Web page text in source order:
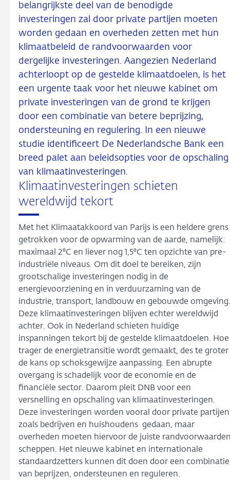
belangrijkste deel van de benodigde
investeringen zal door private partijen moeten
worden gedaan en overheden zetten met hun
klimaatbeleid de randvoorwaarden voor
dergelijke investeringen. Aangezien Nederland
achterloopt op de gestelde klimaatdoelen, is het
een urgente taak voor het nieuwe kabinet om
private investeringen van de grond te krijgen
door een combinatie van betere beprijzing,
ondersteuning en regulering. In een nieuwe
studie identificeert De Nederlandsche Bank een
breed palet aan beleidsopties voor de opschaling
van klimaatinvesteringen.
Klimaatinvesteringen schieten
wereldwijd tekort
Met het Klimaatakkoord van Parijs is een heldere grens
getrokken voor de opwarming van de aarde, namelijk:
maximaal 2⁰C en liever nog 1,5⁰C ten opzichte van pre-
industriële niveaus. Om dit doel te bereiken, zijn
grootschalige investeringen nodig in de
energievoorziening en in verduurzaming van de
industrie, transport, landbouw en gebouwde omgeving.
Deze klimaatinvesteringen blijven echter wereldwijd
achter. Ook in Nederland schieten huidige
inspanningen tekort bij de gestelde klimaatdoelen. Hoe
trager de energietransitie wordt gemaakt, des te groter
de kans op schoksgewijze aanpassing. Een abrupte
overgang is schadelijk voor de economie en de
financiële sector. Daarom pleit DNB voor een
versnelling en opschaling van klimaatinvesteringen.
Deze investeringen worden vooral door private partijen
zoals bedrijven en huishoudens gedaan, maar
overheden moeten hiervoor de juiste
scheppen. Het nieuwe kabinet en internationale
standaardzetters kunnen dit doen door een combinatie
van beprijzen, ondersteunen en reguleren.